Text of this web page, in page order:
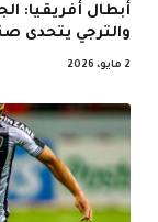
أبطال أفريقيا:
والترجي يتحدى
2 مايو، 2026